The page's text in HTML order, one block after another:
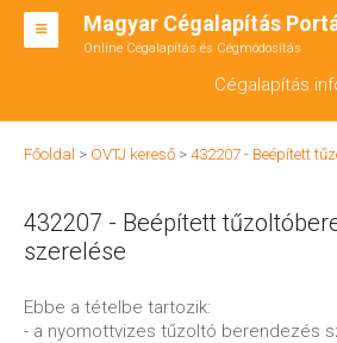
Magyar Cégalapítás
Online Cégalapítás és Cégmódosítás
Cégalapítás
BT ALAPÍTÁS
CÉGMÓDOSÍTÁS
TEÁOR SZÁMOK '08
Főoldal > ÖVTJ kereső > 432207 - Beépített
432207 - Beépített
szerelése
Ebbe a tételbe tartozik:
- a nyomottvizes tűzoltó berendezés